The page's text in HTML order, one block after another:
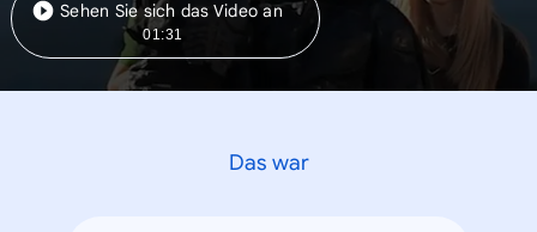
Sehen Sie sich das Video an
01:31
Das war